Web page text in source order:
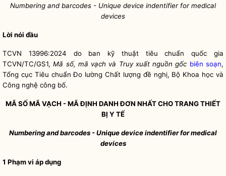
Numbering and barcodes - Unique device indentifier for medical
devices
Lời nói đầu
TCVN 13996:2024 do ban kỹ thuật tiêu chuẩnquốc gia
TCVN/TC/GS1,Mã số, mã vạch và Truy xuất nguồn gốc biên soạn,
Tổng cục Tiêu chuẩn Đo lường Chất lượng đề nghị, Bộ Khoa học và
Công nghệ công bố.
MÃ SỐ MÃ VẠCH - MÃ ĐỊNH DANH ĐƠN NHẤT CHO TRANG THIẾT
BỊ Y TẾ
Numbering and barcodes -Unique device indentifier for medical
devices
1 Phạm vi áp dụng